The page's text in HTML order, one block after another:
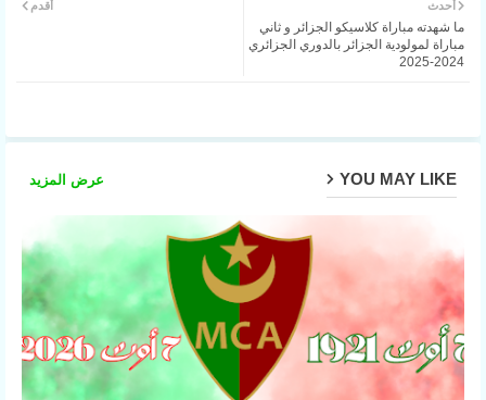
atsa
أحدث
ما شهدته مباراة كلاسيكو الجزائر و ثاني
مباراة لمولودية الجزائر بالدوري الجزائري
2024-2025
أقدم
YOU MAY LIKE عرض المزيد